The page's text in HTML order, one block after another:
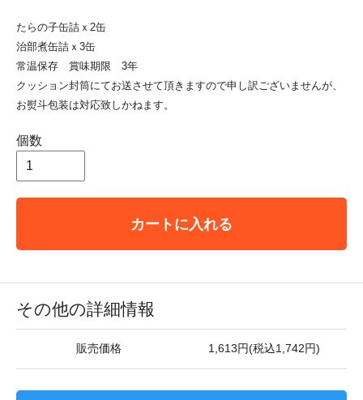
たらの子缶詰ｘ2缶
治部煮缶詰ｘ3缶
常温保存 賞味期限 3年
クッション封筒にてお送させて頂きますので申し訳ございませんが、
お熨斗包装は対応致しかねます。
個数
カートに入れる
その他の詳細情報
販売価格 1,613円(税込1,742円)